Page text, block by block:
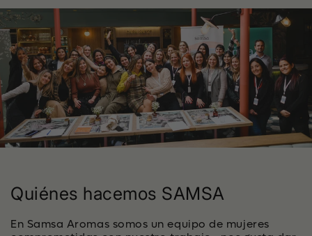
Quiénes hacemos SAMSA
En Samsa Aromas somos un equipo de mujeres